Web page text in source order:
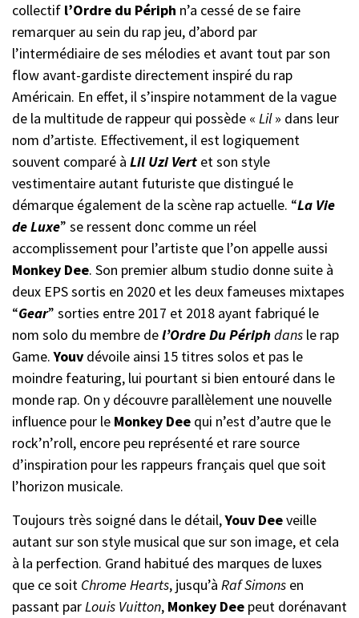
collectif l’Ordre du Périph n’a cessé de se faire
remarquer au sein du rap jeu, d’abord par
l’intermédiaire de ses mélodies et avant tout par son
flow avant-gardiste directement inspiré du rap
Américain. En effet, il s’inspire notamment de la vague
de la multitude de rappeur qui possède « Lil» dans leur
nom d’artiste. Effectivement, il est logiquement
souvent comparé à Lil Uzi Vert et son style
vestimentaire autant futuriste que distingué le
démarque également de la scène rap actuelle. “La Vie
de Luxe” se ressent donc comme un réel
accomplissement pour l’artiste que l’on appelle aussi
Monkey Dee. Son premier album studio donne suite à
deux EPS sortis en 2020 et les deux fameuses mixtapes
“Gear” sorties entre 2017 et 2018 ayant fabriqué le
nom solo du membre del’Ordre Du Périphdans le rap
Game.Youv dévoile ainsi 15 titres solos et pas le
moindre featuring, lui pourtant si bien entouré dans le
monde rap. On y découvre parallèlement une nouvelle
influence pour le Monkey Dee qui n’est d’autre que le
rock’n’roll, encore peu représenté et rare source
d’inspiration pour les rappeurs français quel que soit
l’horizon musicale.
Toujours très soigné dans le détail,Youv Deeveille
autant sur son style musical que sur son image, et cela
à la perfection. Grand habitué des marques de luxes
que ce soit Chrome Hearts, jusqu’à Raf Simons en
passant parLouis Vuitton, Monkey Dee peut dorénavant